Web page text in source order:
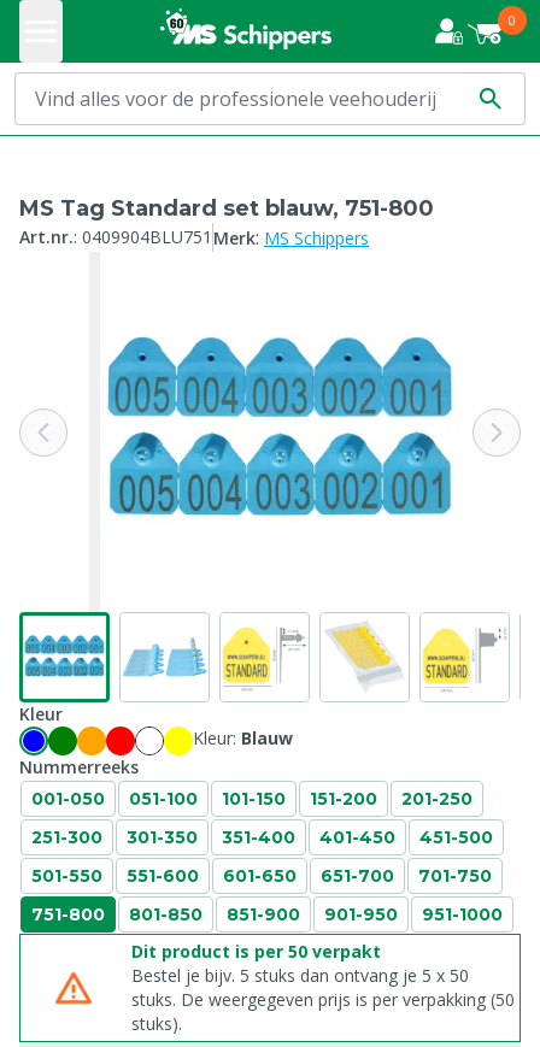
0
MS Tag Standard set blauw, 751-800
Art.nr.: 0409904BLU751 Merk: MS Schippers
Kleur
Kleur: Blauw
Nummerreeks
001-050 051-100 101-150 151-200
201-250
251-300
301-350 351-400 401-450
451-500
501-550
551-600 601-650 651-700
701-750
751-800
801-850 851-900 901-950 951-1000
Dit product is per 50 verpakt
Bestel je bijv. 5 stuks dan ontvang je 5 x 50
stuks. De weergegeven prijs is per verpakking (50
stuks).